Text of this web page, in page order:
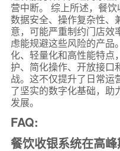
营中断。 综上所述，餐饮
数据安全、操作复杂性、
意，可能严重制约门店效
虑能规避这些风险的产品
化、轻量化和高性能特点
护、简化操作、开放接口
战。这不仅提升了日常运
了坚实的数字化基础，助
发展。
FAQ:
餐饮收银系统在高峰